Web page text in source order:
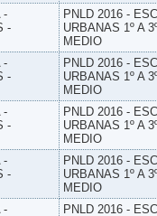
-
-
PNLD 2016 -
URBANAS 1º A
MEDIO
-
-
PNLD 2016 -
URBANAS 1º A
MEDIO
-
-
PNLD 2016 -
URBANAS 1º A
MEDIO
-
-
PNLD 2016 -
URBANAS 1º A
MEDIO
-
PNLD 2016 -